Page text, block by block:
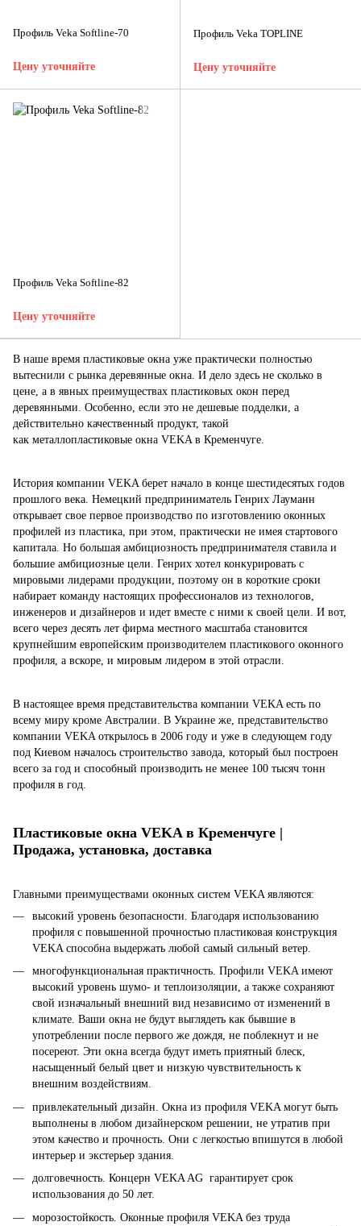
Профиль Veka Softline-70
Цену уточняйте
Профиль Veka TOPLINE
Цену уточняйте
Профиль Veka Softline-82
Цену уточняйте
В наше время пластиковые окна уже практически полностью
вытеснили с рынка деревянные окна. И дело здесь не сколько в
цене, а в явных преимуществах пластиковых окон перед
деревянными. Особенно, если это не дешевые подделки, а
действительно качественный продукт, такой
как металлопластиковые окна VEKA в Кременчуге.
История компании VEKA берет начало в конце шестидесятых годов
прошлого века. Немецкий предприниматель Генрих Лауманн
открывает свое первое производство по изготовлению оконных
профилей из пластика, при этом, практически не имея стартового
капитала. Но большая амбициозность предпринимателя ставила и
большие амбициозные цели. Генрих хотел конкурировать с
мировыми лидерами продукции, поэтому он в короткие сроки
набирает команду настоящих профессионалов из технологов,
инженеров и дизайнеров и идет вместе с ними к своей цели. И вот,
всего через десять лет фирма местного масштаба становится
крупнейшим европейским производителем пластикового оконного
профиля, а вскоре, и мировым лидером в этой отрасли.
В настоящее время представительства компании VEKA есть по
всему миру кроме Австралии. В Украине же, представительство
компании VEKA открылось в 2006 году и уже в следующем году
под Киевом началось строительство завода, который был построен
всего за год и способный производить не менее 100 тысяч тонн
профиля в год.
Пластиковые окна VEKA в Кременчуге |
Продажа, установка, доставка
Главными преимуществами оконных систем VEKA являются:
высокий уровень безопасности. Благодаря использованию
профиля с повышенной прочностью пластиковая конструкция
VEKA способна выдержать любой самый сильный ветер.
многофункциональная практичность. Профили VEKA имеют
высокий уровень шумо- и теплоизоляции, а также сохраняют
свой изначальный внешний вид независимо от изменений в
климате. Ваши окна не будут выглядеть как бывшие в
употреблении после первого же дождя, не поблекнут и не
посереют. Эти окна всегда будут иметь приятный блеск,
насыщенный белый цвет и низкую чувствительность к
внешним воздействиям.
привлекательный дизайн. Окна из профиля VEKA могут быть
выполнены в любом дизайнерском решении, не утратив при
этом качество и прочность. Они с легкостью впишутся в любой
интерьер и экстерьер здания.
долговечность. Концерн VEKA AG гарантирует срок
использования до 50 лет.
морозостойкость. Оконные профиля VEKA без труда